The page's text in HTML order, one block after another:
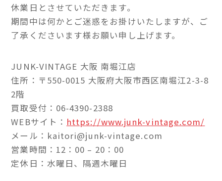
休業日とさせていただきます。
期間中は何かとご迷惑をお掛けいたしますが、ご
了承くださいます様お願い申し上げます。
JUNK-VINTAGE 大阪 南堀江店
住所：〒550-0015 大阪府大阪市西区南堀江2-3-8
2階
買取受付：06-4390-2388
WEBサイト： https://www.junk-vintage.com/
メール：kaitori@junk-vintage.com
営業時間：12：00 – 20：00
定休日：水曜日、隔週木曜日